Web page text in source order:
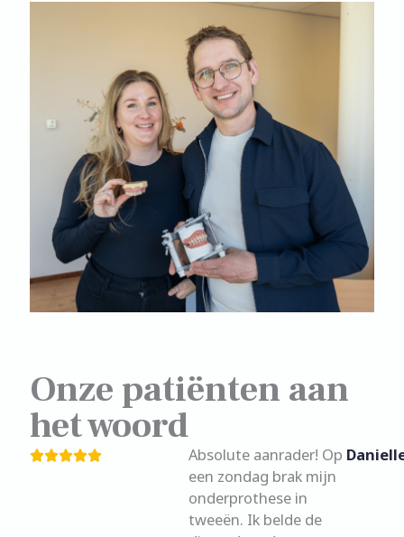
Onze patiënten aan
het woord
Absolute aanrader! Op
een zondag brak mijn
onderprothese in
tweeën. Ik belde de